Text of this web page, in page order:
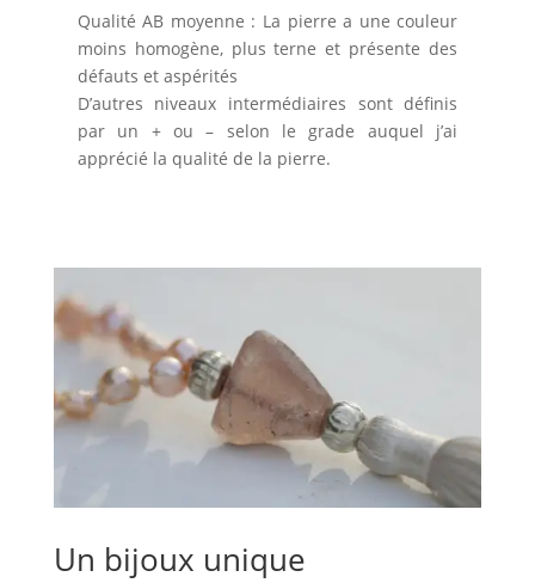
Qualité AB moyenne : La pierre a une couleur
moins homogène, plus terne et présente des
défauts et aspérités
D’autres niveaux intermédiaires sont définis
par un + ou – selon le grade auquel j’ai
apprécié la qualité de la pierre.
Un bijoux unique